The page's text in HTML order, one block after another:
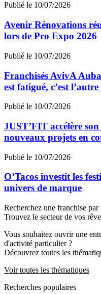
Publié le 10/07/2026
Avenir Rénovations
lors de Pro Expo 2026
Publié le 10/07/2026
Franchisés AvivA
est fatigué, c’est
Publié le 10/07/2026
JUST’FIT accélère
nouveaux projets en
Publié le 10/07/2026
O’Tacos investit les
univers de marque
Recherchez une franchise par
Trouvez le secteur de vos
Vous souhaitez ouvrir une
d'activité particulier ?
Découvrez toutes les
Voir toutes les thématiques
Recherches populaires